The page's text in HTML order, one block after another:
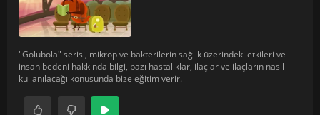
"Golubola" serisi, mikrop ve bakterilerin sağlık üzerindeki etkileri ve
insan bedeni hakkında bilgi, bazı hastalıklar, ilaçlar ve ilaçların nasıl
kullanılacağı konusunda bize eğitim verir.